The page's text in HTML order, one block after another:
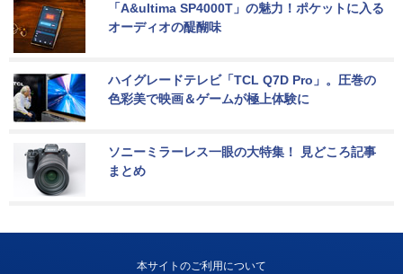
「A&ultima SP4000T」の魅力！ポケットに入る
オーディオの醍醐味
ハイグレードテレビ「TCL Q7D Pro」。圧巻の
色彩美で映画＆ゲームが極上体験に
ソニーミラーレス一眼の大特集！ 見どころ記事
まとめ
本サイトのご利用について